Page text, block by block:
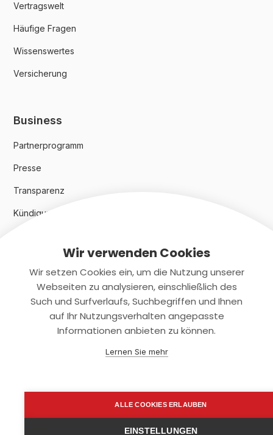
Vertragswelt
Häufige Fragen
Wissenswertes
Versicherung
Business
Partnerprogramm
Presse
Transparenz
Kündigungsindex 2024
Rechtliches
Datenschutz
support@smartkuendigen.de
Wir verwenden Cookies
Wir setzen Cookies ein, um die Nutzung unserer
Webseiten zu analysieren, einschließlich des
Such und Surfverlaufs, Suchbegriffen und Ihnen
auf Ihr Nutzungsverhalten angepasste
Informationen anbieten zu können.
Lernen Sie mehr
ALLE COOKIES ERLAUBEN
EINSTELLUNGEN